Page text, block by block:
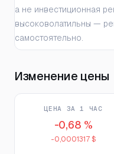
а не инвестиционная
высоковолатильны —
самостоятельно.
Изменение цены
ЦЕНА ЗА 1 ЧАС
-0,68 %
-0,0001317 $